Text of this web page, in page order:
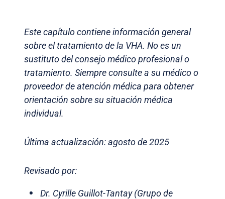
Este capítulo contiene información general
sobre el tratamiento de la VHA. No es un
sustituto del consejo médico profesional o
tratamiento. Siempre consulte a su médico o
proveedor de atención médica para obtener
orientación sobre su situación médica
individual.
Última actualización: agosto de 2025
Revisado por:
Dr. Cyrille Guillot-Tantay (Grupo de